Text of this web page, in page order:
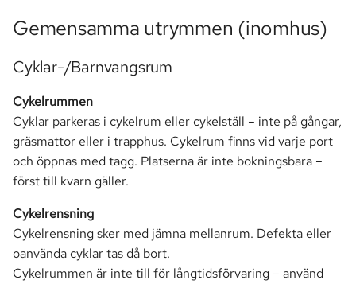
Gemensamma utrymmen (inomhus)
Cyklar-/Barnvangsrum
Cykelrummen
Cyklar parkeras i cykelrum eller cykelställ – inte på gångar,
gräsmattor eller i trapphus. Cykelrum finns vid varje port
och öppnas med tagg. Platserna är inte bokningsbara –
först till kvarn gäller.
Cykelrensning
Cykelrensning sker med jämna mellanrum. Defekta eller
oanvända cyklar tas då bort.
Cykelrummen är inte till för långtidsförvaring – använd